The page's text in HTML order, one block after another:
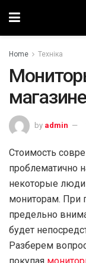
Home Техніка
by admin
Стоимость
проблематично
некоторые люди
мониторам. При
предельно
будет
Разберем